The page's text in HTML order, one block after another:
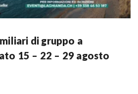
di gruppo a
15 – 22 – 29 agosto